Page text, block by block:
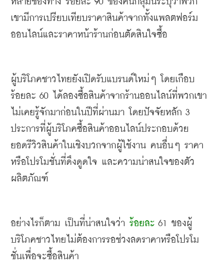
เขามีการเปรียบเทียบราคาสินค้าจากทั้งแพลตฟอร์ม
ออนไลน์และราคาหน้าร้านก่อนตัดสินใจซื้อ
ผู้บริโภคชาวไทยยังเปิดรับแบรนด์ใหม่ๆ
โดยเกือบ
ร้อยละ 60
ได้ลองซื้อสินค้าจากร้านออนไลน์ที่พวกเขา
ไม่เคยรู้จักมาก่อนในปีที่ผ่านมา
โดยปัจจัยหลัก
ประการที่ผู้บริโภคซื้อสินค้าออนไลน์ประกอบด้วย
ยอดรีวิวสินค้าในเชิงบวกจากผู้ใช้งาน คนอื่นๆ ราคา
หรือโปรโมชั่นที่ดึงดูดใจ และความน่าสนใจของตัว
ผลิตภัณฑ์
อย่างไรก็ตาม เป็นที่น่าสนใจว่า ร้อยละ 61 ของผู้
บริโภคชาวไทยไม่ต้องการรอช่วงลดราคาหรือโปรโม
ชั่นเพื่อจะซื้อสินค้า